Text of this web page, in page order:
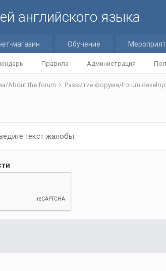
английского языка
магазин Обучение
Правила Администрация
About the forum Развитие форума/Forum
текст жалобы.